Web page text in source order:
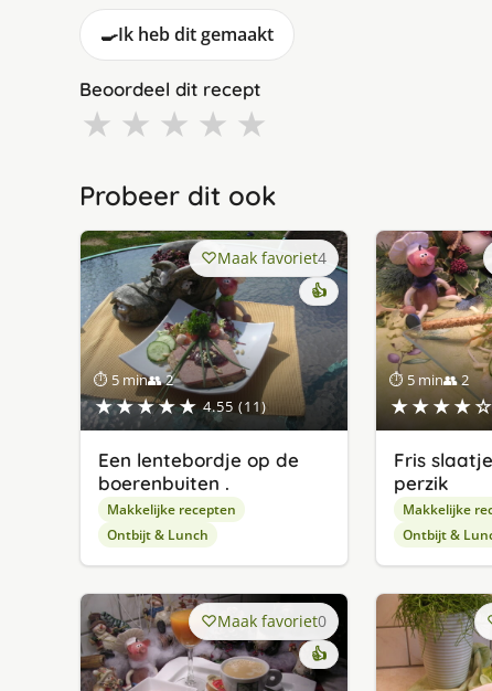
🍳Ik heb dit gemaakt
Beoordeel dit recept
★ ★ ★ ★ ★
Probeer dit ook
⏱ 5 min👥 2
★★★★★ 4.55 (11)
Maak favoriet4
👍
Een lentebordje op de
boerenbuiten .
Makkelijke recepten
Ontbijt & Lunch
⏱ 5 min👥 2
Fris
perzik
Makkelijke
Ontbijt &
Maak favoriet0
👍